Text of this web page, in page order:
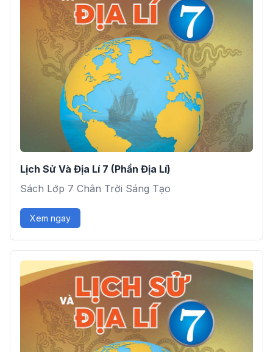
Lịch Sử Và Địa Lí 7 (Phần Địa Lí)
Sách Lớp 7 Chân Trời Sáng Tạo
Xem ngay